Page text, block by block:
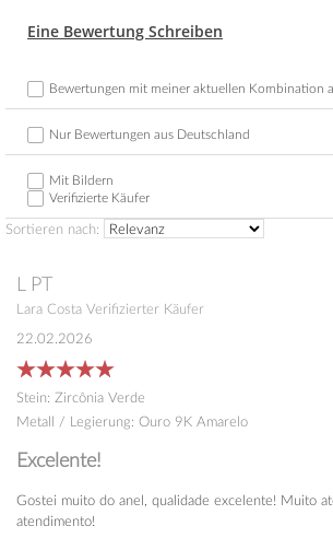
Eine Bewertung Schreiben
Bewertungen mit meiner aktuellen Kombination
Nur Bewertungen aus Deutschland
Mit Bildern
Verifizierte Käufer
Sortieren nach:
L PT
Lara Costa Verifizierter Käufer
22.02.2026
Stein: Zircônia Verde
Metall / Legierung: Ouro 9K Amarelo
Excelente!
Gostei muito do anel, qualidade excelente! Muito
atendimento!